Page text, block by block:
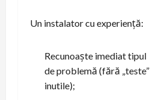
Un instalator cu experiență:
Recunoaște imediat tipul
de problemă (fără „teste”
inutile);